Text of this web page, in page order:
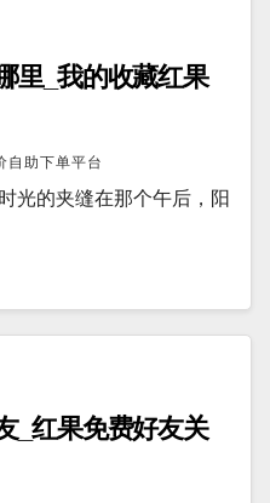
里_我的收藏红果
自助下单平台
光的夹缝在那个午后，阳
_红果免费好友关